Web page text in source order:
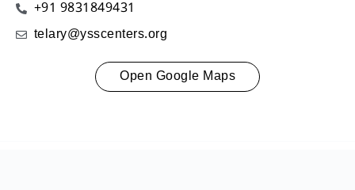
+91 9831849431
telary@ysscenters.org
Open Google Maps